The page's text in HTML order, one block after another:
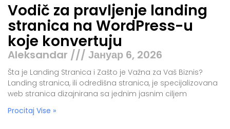
Vodič za pravljenje landing
stranica na WordPress-u
koje konvertuju
Aleksandar Јануар 6, 2026
Šta je Landing Stranica i Zašto je Važna za Vaš Biznis?
Landing stranica, ili odredišna stranica, je specijalizovana
web stranica dizajnirana sa jednim jasnim ciljem
Procitaj Vise »